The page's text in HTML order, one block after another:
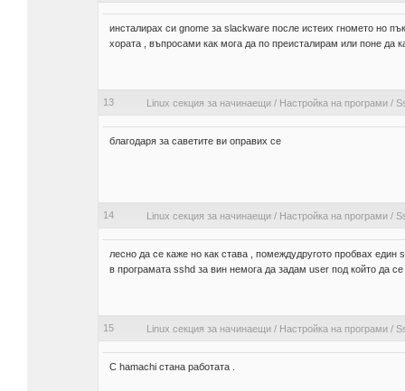
инсталирах си gnome за slackware после истеих гномето но
хората , въпросами как мога да по преисталирам или поне да
13 Linux секция за начинаещи/ Настройка на програми/
благодаря за саветите ви оправих се
14 Linux секция за начинаещи/ Настройка на програми/
лесно да се каже но как става , помеждудругото пробвах
в програмата sshd за вин немога да задам user под който да
15 Linux секция за начинаещи/ Настройка на програми/
С hamachi стана работата .